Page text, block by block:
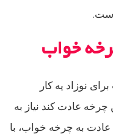
نوزاد یه کار
عادت کند نیاز به
عادت به چرخه خواب، با